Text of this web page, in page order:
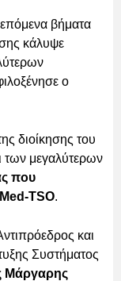
επόμενα βήματα
κάλυψε
ο
διοίκησης του
μεγαλύτερων
που
TSO.
και
Συστήματος
Μάργαρης